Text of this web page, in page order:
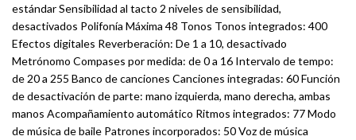
estándar Sensibilidad al tacto 2 niveles de sensibilidad,
desactivados Polifonía Máxima 48 Tonos Tonos integrados: 400
Efectos digitales Reverberación: De 1 a 10, desactivado
Metrónomo Compases por medida: de 0 a 16 Intervalo de tempo:
de 20 a 255 Banco de canciones Canciones integradas: 60 Función
de desactivación de parte: mano izquierda, mano derecha, ambas
manos Acompañamiento automático Ritmos integrados: 77 Modo
de música de baile Patrones incorporados: 50 Voz de música